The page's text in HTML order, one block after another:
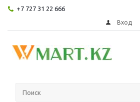
+7 727 31 22 666
Вход